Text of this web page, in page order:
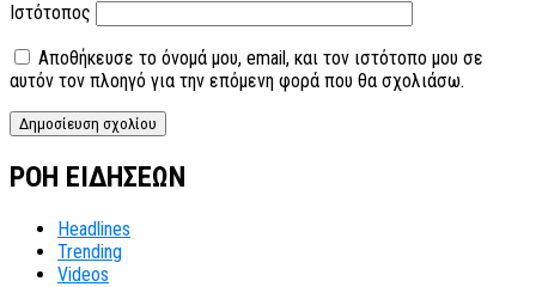
Ιστότοπος
Αποθήκευσε το όνομά μου, email, και τον ιστότοπο μου σε
αυτόν τον πλοηγό για την επόμενη φορά που θα σχολιάσω.
ΡΟΗ ΕΙΔΗΣΕΩΝ
Headlines
Trending
Videos